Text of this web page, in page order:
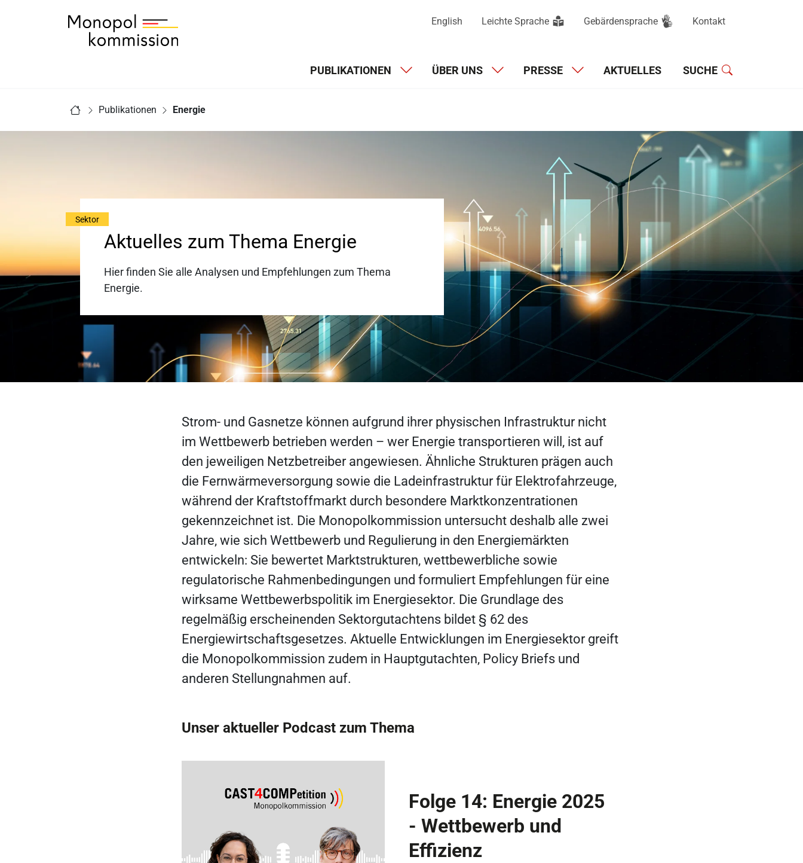
English Leichte Sprache Gebärdensprache Kontakt
PUBLIKATIONEN ÜBER UNS PRESSE AKTUELLES SUCHE
Publikationen Energie
Aktuelles zum Thema Energie
Sektor
Hier finden Sie alle Analysen und Empfehlungen zum Thema
Energie.
Strom- und Gasnetze können aufgrund ihrer physischen Infrastruktur nicht
im Wettbewerb betrieben werden – wer Energie transportieren will, ist auf
den jeweiligen Netzbetreiber angewiesen. Ähnliche Strukturen prägen auch
die Fernwärmeversorgung sowie die Ladeinfrastruktur für Elektrofahrzeuge,
während der Kraftstoffmarkt durch besondere Marktkonzentrationen
gekennzeichnet ist. Die Monopolkommission untersucht deshalb alle zwei
Jahre, wie sich Wettbewerb und Regulierung in den Energiemärkten
entwickeln: Sie bewertet Marktstrukturen, wettbewerbliche sowie
regulatorische Rahmenbedingungen und formuliert Empfehlungen für eine
wirksame Wettbewerbspolitik im Energiesektor. Die Grundlage des
regelmäßig erscheinenden Sektorgutachtens bildet § 62 des
Energiewirtschaftsgesetzes. Aktuelle Entwicklungen im Energiesektor greift
die Monopolkommission zudem in Hauptgutachten, Policy Briefs und
anderen Stellungnahmen auf.
Unser aktueller Podcast zum Thema
Folge 14: Energie 2025
- Wettbewerb und
Effizienz